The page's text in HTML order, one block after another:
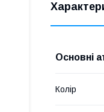
Основні
Колір